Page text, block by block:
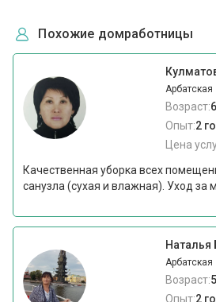
Похожие домработницы
Арбатская
Возраст:
Опыт:2
Цена
Качественная уборка всех
санузла (сухая и влажная). Уход за
Наталья
Арбатская
Возраст:
Опыт:2